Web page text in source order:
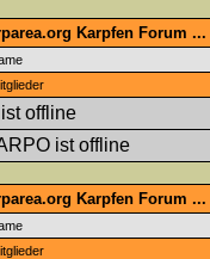
Karpfen Forum
Karpfen Forum